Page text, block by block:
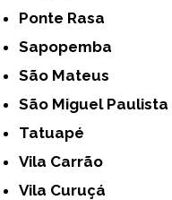
Ponte Rasa
Sapopemba
São Mateus
São Miguel Paulista
Tatuapé
Vila Carrão
Vila Curuçá